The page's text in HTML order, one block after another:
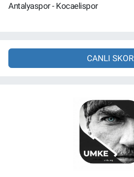
Antalyaspor - Kocaelispor
CANLI SKOR